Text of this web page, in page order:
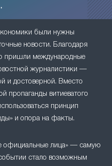
были нужны
новости. Благодаря
пришли международные
журналистики —
и достоверной. Вместо
пропаганды витиеватого
принцип
и опора на факты.
официальные лица» — самую
стало возможным